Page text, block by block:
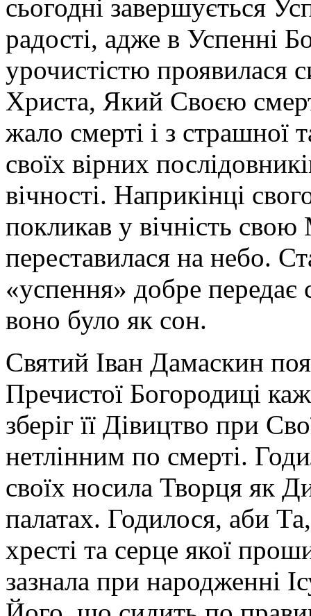
сьогодні завершується
радості, адже в Успенні
урочистістю проявилася
Христа, Який Своєю
жало смерті і з страшної
своїх вірних
вічності. Наприкінці
покликав у вічність
переставилася на небо.
«успення» добре передає
воно було як сон.
Святий Іван Дамаскин
Пречистої Богородиці
зберіг її Дівицтво при
нетлінним по смерті.
своїх носила Творця як
палатах. Годилося, аби
хресті та серце якої
зазнала при народженні